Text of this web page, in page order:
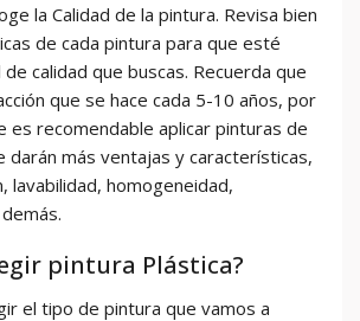
la Calidad de la pintura. Revisa bien
de cada pintura para que esté
calidad que buscas. Recuerda que
que se hace cada 5-10 años, por
es recomendable aplicar pinturas de
darán más ventajas y características,
lavabilidad, homogeneidad,
pintura Plástica?
el tipo de pintura que vamos a